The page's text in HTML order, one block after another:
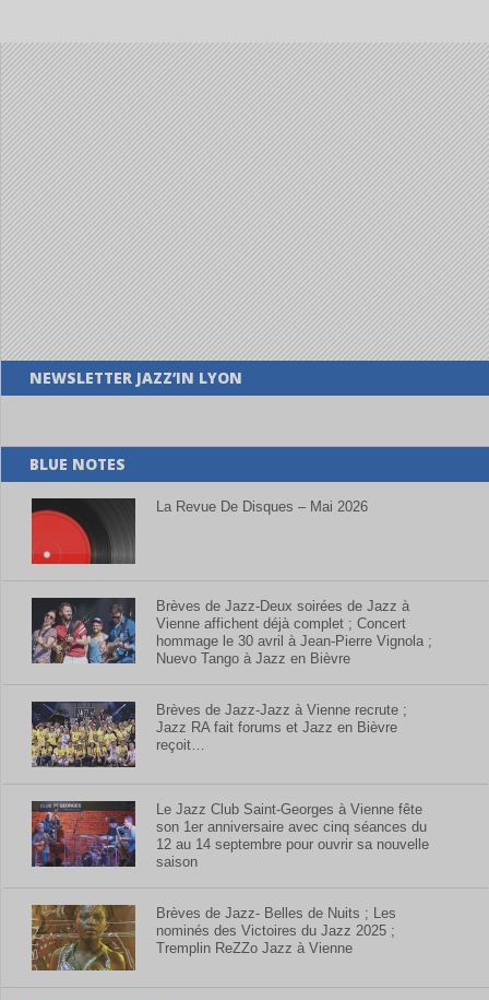
NEWSLETTER JAZZ’IN LYON
BLUE NOTES
La Revue De Disques – Mai 2026
Brèves de Jazz-Deux soirées de Jazz à
Vienne affichent déjà complet ; Concert
hommage le 30 avril à Jean-Pierre Vignola ;
Nuevo Tango à Jazz en Bièvre
Brèves de Jazz-Jazz à Vienne recrute ;
Jazz RA fait forums et Jazz en Bièvre
reçoit…
Le Jazz Club Saint-Georges à Vienne fête
son 1er anniversaire avec cinq séances du
12 au 14 septembre pour ouvrir sa nouvelle
saison
Brèves de Jazz- Belles de Nuits ; Les
nominés des Victoires du Jazz 2025 ;
Tremplin ReZZo Jazz à Vienne